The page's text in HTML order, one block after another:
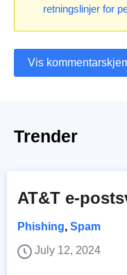
retningslinjer for
Vis
Trender
AT&T e-
Phishing, Spam
July 12, 2024